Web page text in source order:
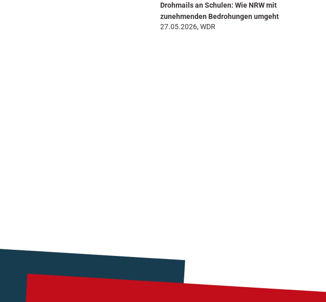
Drohmails an Schulen: Wie NRW mit
zunehmenden Bedrohungen umgeht
27.05.2026, WDR